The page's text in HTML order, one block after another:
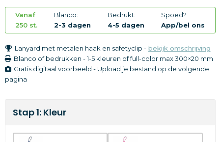
Merken
Vanaf
250 st.
Blanco:
2-3 dagen
Bedrukt:
4-5 dagen
Spoed?
App/bel ons
Lanyard met metalen haak en safetyclip -bekijk omschrijving
Blanco of bedrukken -1-5 kleuren of full-color max 300×20 mm
Gratis digitaal voorbeeld - Upload je bestand op de volgende
pagina
Stap 1: Kleur